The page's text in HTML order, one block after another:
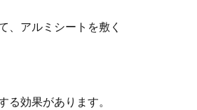
、アルミシートを敷く
効果があります。